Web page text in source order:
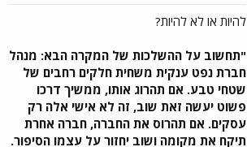
להיות או לא להיות?
"תחשוב על ההשלכות של המקרה הבא: מנהל
חברת נפט ענקית משחית חלקים רחבים של
שטחי טבע. אם תהרוג אותו, ממשיך דרכו
פשוט יעשה זאת שוב, זה לא אישי אלה רק
עסקים. אם תהרוס את החברה, חברה אחרת
תיקח את מקומה ושוב יחזור על עצמו הסיפור.